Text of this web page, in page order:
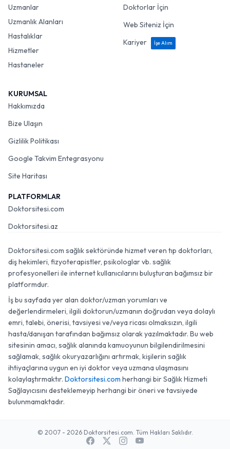
Uzmanlar
Uzmanlık Alanları
Hastalıklar
Hizmetler
Hastaneler
Doktorlar İçin
Web Siteniz İçin
Kariyer
İşe Alım
KURUMSAL
Hakkımızda
Bize Ulaşın
Gizlilik Politikası
Google Takvim Entegrasyonu
Site Haritası
PLATFORMLAR
Doktorsitesi.com
Doktorsitesi.az
Doktorsitesi.com sağlık sektöründe hizmet veren tıp doktorları,
diş hekimleri, fizyoterapistler, psikologlar vb. sağlık
profesyonelleri ile internet kullanıcılarını buluşturan bağımsız bir
platformdur.
İş bu sayfada yer alan doktor/uzman yorumları ve
değerlendirmeleri, ilgili doktorun/uzmanın doğrudan veya dolaylı
emri, talebi, önerisi, tavsiyesi ve/veya ricası olmaksızın, ilgili
hasta/danışan tarafından bağımsız olarak yazılmaktadır. Bu web
sitesinin amacı, sağlık alanında kamuoyunun bilgilendirilmesini
sağlamak, sağlık okuryazarlığını artırmak, kişilerin sağlık
ihtiyaçlarına uygun en iyi doktor veya uzmana ulaşmasını
kolaylaştırmaktır. Doktorsitesi.com herhangi bir Sağlık Hizmeti
Sağlayıcısını desteklemeyip herhangi bir öneri ve tavsiyede
bulunmamaktadır.
© 2007 - 2026 Doktorsitesi.com. Tüm Hakları Saklıdır.